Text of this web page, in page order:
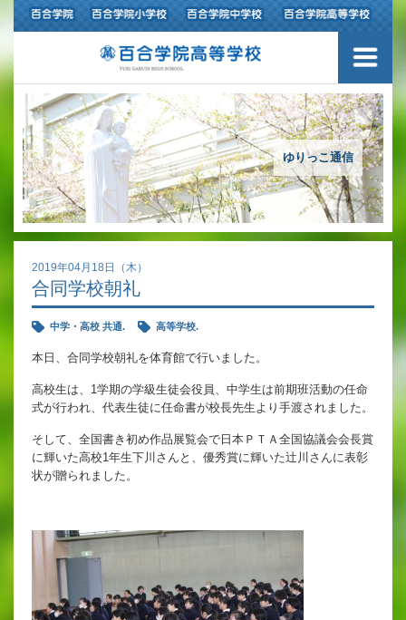
ゆりっこ通信
2019年04月18日（木）
合同学校朝礼
中学・高校 共通. 高等学校.
本日、合同学校朝礼を体育館で行いました。
高校生は、1学期の学級生徒会役員、中学生は前期班活動の任命
式が行われ、代表生徒に任命書が校長先生より手渡されました。
そして、全国書き初め作品展覧会で日本ＰＴＡ全国協議会会長賞
に輝いた高校1年生下川さんと、優秀賞に輝いた辻川さんに表彰
状が贈られました。
学校紹介
アクセスマップ
沿革
アカデミックリサーチコース
英語教育
両コース共通の取り組み
施設紹介
ゆりっこおすすめの
学校スポット